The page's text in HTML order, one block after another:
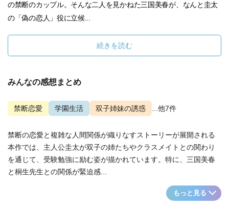
の禁断のカップル。そんな二人を見かねた三国美春が、なんと圭太
の「偽の恋人」役に立候...
続きを読む
みんなの感想まとめ
禁断恋愛 学園生活 双子姉妹の誘惑 ...他7件
禁断の恋愛と複雑な人間関係が織りなすストーリーが展開される
本作では、主人公圭太が双子の姉たちやクラスメイトとの関わり
を通じて、受験勉強に励む姿が描かれています。特に、三国美春
と桐生先生との関係が緊迫感...
もっと見る